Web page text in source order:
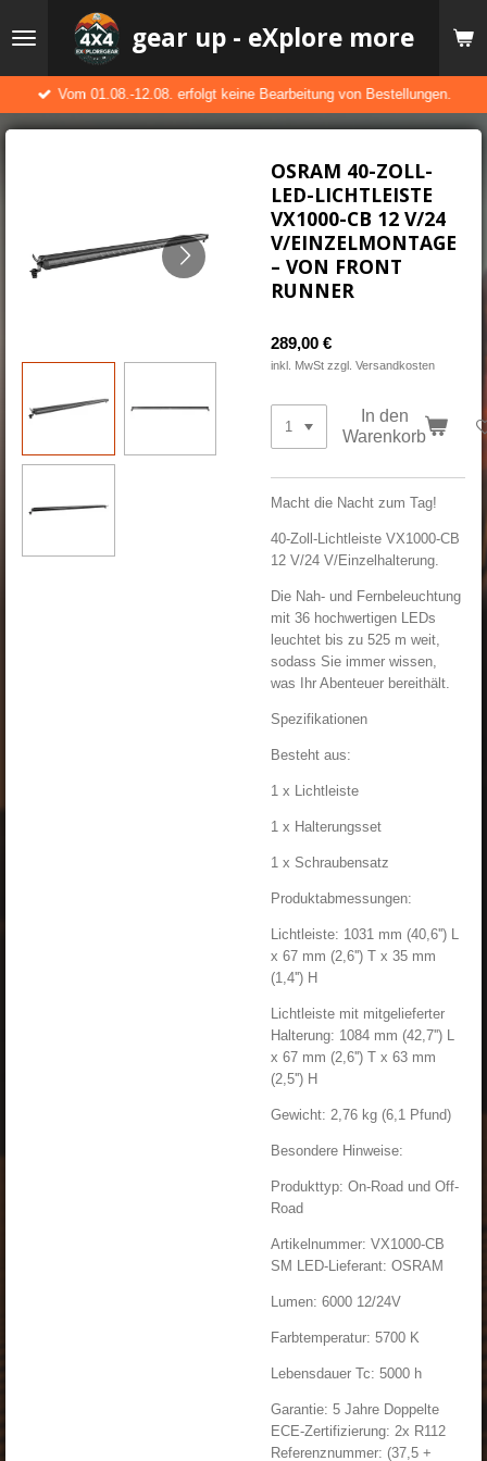
Hauptinhalt
gear up - eXplore more
Vom 01.08.-12.08. erfolgt keine Bearbeitung von Bestellungen.
OSRAM 40-ZOLL-
LED-LICHTLEISTE
VX1000-CB 12 V/24
V/EINZELMONTAGE
– VON FRONT
RUNNER
289,00 €
inkl. MwSt zzgl. Versandkosten
In den
Warenkorb
Macht die Nacht zum Tag!
40-Zoll-Lichtleiste VX1000-CB
12 V/24 V/Einzelhalterung.
Die Nah- und Fernbeleuchtung
mit 36 ​​hochwertigen LEDs
leuchtet bis zu 525 m weit,
sodass Sie immer wissen,
was Ihr Abenteuer bereithält.
Spezifikationen
Besteht aus:
1 x Lichtleiste
1 x Halterungsset
1 x Schraubensatz
Produktabmessungen:
Lichtleiste: 1031 mm (40,6'') L
x 67 mm (2,6'') T x 35 mm
(1,4'') H
Lichtleiste mit mitgelieferter
Halterung: 1084 mm (42,7'') L
x 67 mm (2,6'') T x 63 mm
(2,5'') H
Gewicht: 2,76 kg (6,1 Pfund)
Besondere Hinweise:
Produkttyp: On-Road und Off-
Road
Artikelnummer: VX1000-CB
SM LED-Lieferant: OSRAM
Lumen: 6000 12/24V
Farbtemperatur: 5700 K
Lebensdauer Tc: 5000 h
Garantie: 5 Jahre Doppelte
ECE-Zertifizierung: 2x R112
Referenznummer: (37,5 +